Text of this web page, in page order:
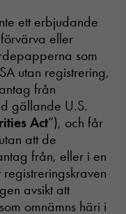
ett erbjudande
eller
som
utan registrering,
från
gällande U.S.
Act”), och får
att de
från, eller i en
avsikt att
omnämns häri i